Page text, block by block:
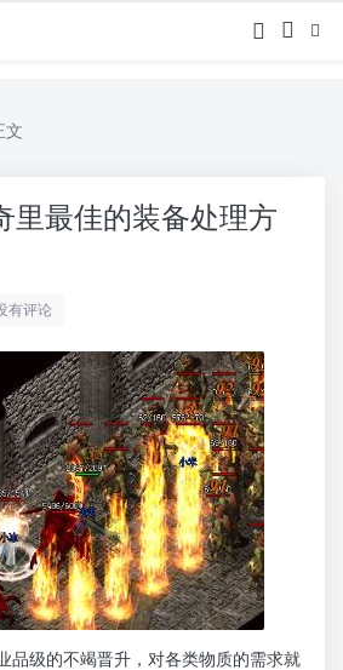
文
里最佳的装备处理方
有评论
品级的不竭晋升，对各类物质的需求就